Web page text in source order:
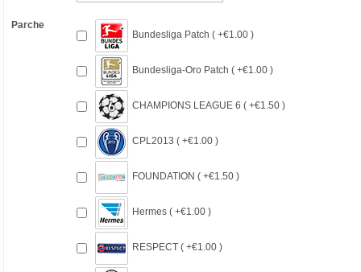
Parche
Bundesliga Patch ( +€1.00 )
Bundesliga-Oro Patch ( +€1.00 )
CHAMPIONS LEAGUE 6 ( +€1.50 )
CPL2013 ( +€1.00 )
FOUNDATION ( +€1.50 )
Hermes ( +€1.00 )
RESPECT ( +€1.00 )